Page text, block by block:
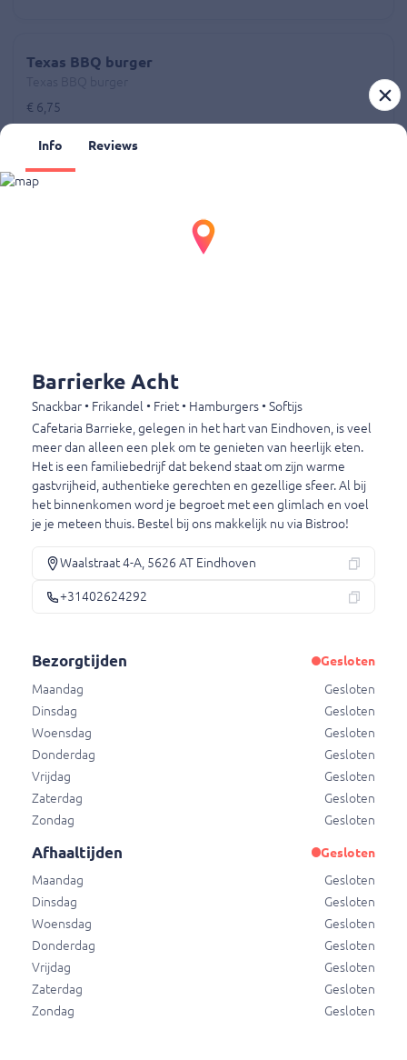
Texas BBQ burger
€ 6,75
Chicken Saté Royaal
Grand-de-luxe
Burger, cheddar kaas, ui, tomaat, sla, zoetzure
komkommer, wereld hamburger saus
€ 6,95
Koude broodjes
Koude broodjes
Broodje gezond
Broodje achterham
Broodje achterham
€ 3,95
Broodje jonge b kaas
Broodje jonge b kaas
Broodje ei
Info Reviews
Barrierke Acht
Snackbar • Frikandel • Friet • Hamburgers • Softijs
Cafetaria Barrieke, gelegen in het hart van Eindhoven, is veel
meer dan alleen een plek om te genieten van heerlijk eten.
Het is een familiebedrijf dat bekend staat om zijn warme
gastvrijheid, authentieke gerechten en gezellige sfeer. Al bij
het binnenkomen word je begroet met een glimlach en voel
je je meteen thuis. Bestel bij ons makkelijk nu via Bistroo!
Waalstraat 4-A, 5626 AT Eindhoven
+31402624292
Bezorgtijden
Gesloten
Maandag
Gesloten
Dinsdag
Gesloten
Woensdag
Gesloten
Donderdag
Gesloten
Vrijdag
Gesloten
Zaterdag
Gesloten
Zondag
Gesloten
Afhaaltijden
Gesloten
Maandag
Gesloten
Dinsdag
Gesloten
Woensdag
Gesloten
Donderdag
Gesloten
Vrijdag
Gesloten
Zaterdag
Gesloten
Zondag
Gesloten